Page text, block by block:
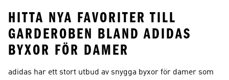
HITTA NYA FAVORITER TILL
GARDEROBEN BLAND ADIDAS
BYXOR FÖR DAMER
adidas har ett stort utbud av snygga byxor för damer som